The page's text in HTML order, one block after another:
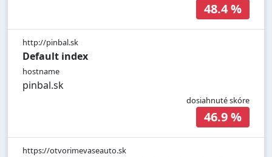
48.4 %
http://pinbal.sk
Default index
hostname
pinbal.sk
dosiahnuté skóre
46.9 %
https://otvorimevaseauto.sk